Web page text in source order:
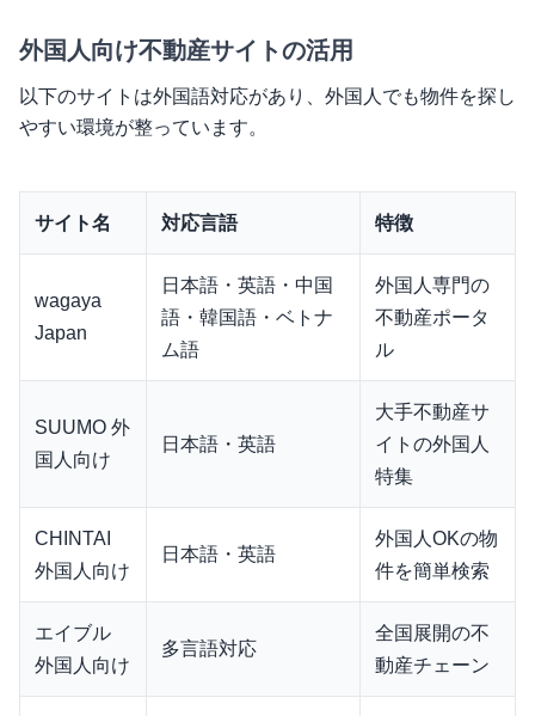
外国人向け不動産サイトの活用
以下のサイトは外国語対応があり、外国人でも物件を探し
やすい環境が整っています。
サイト名 対応言語 特徴
wagaya
Japan
日本語・英語・中国
語・韓国語・ベトナ
ム語
外国人専門の
不動産ポータ
ル
SUUMO 外
国人向け
日本語・英語
大手不動産サ
イトの外国人
特集
CHINTAI
外国人向け
日本語・英語
外国人OKの物
件を簡単検索
エイブル
外国人向け
多言語対応
全国展開の不
動産チェーン